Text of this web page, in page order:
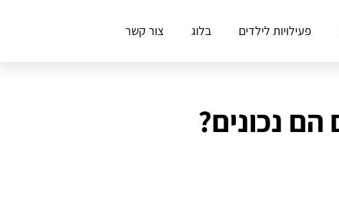
פעילויות לילדים בלוג צור קשר